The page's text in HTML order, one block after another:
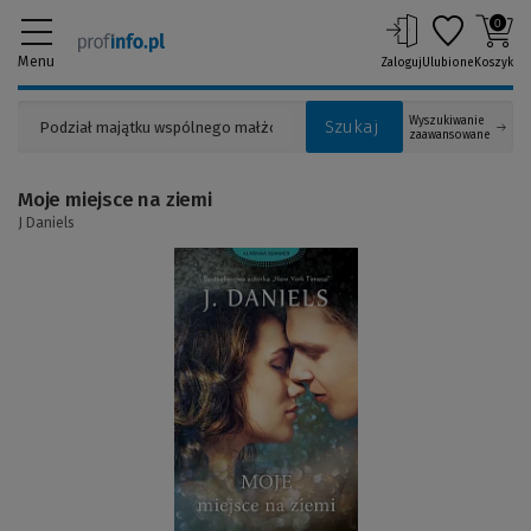
Menu
Szukaj
Wyszukiwanie
zaawansowane
ZalogujUlubione
0
Koszyk
Moje miejsce na ziemi
J Daniels